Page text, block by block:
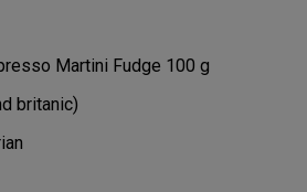
Martini Fudge 100 g
britanic)